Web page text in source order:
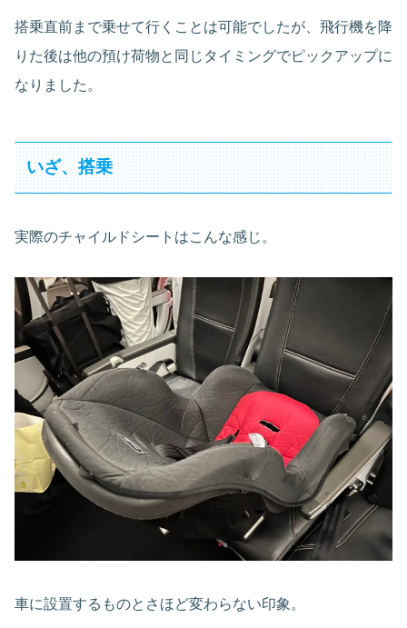
搭乗直前まで乗せて行くことは可能でしたが、飛行機を降
りた後は他の預け荷物と同じタイミングでピックアップに
なりました。
いざ、搭乗
実際のチャイルドシートはこんな感じ。
車に設置するものとさほど変わらない印象。